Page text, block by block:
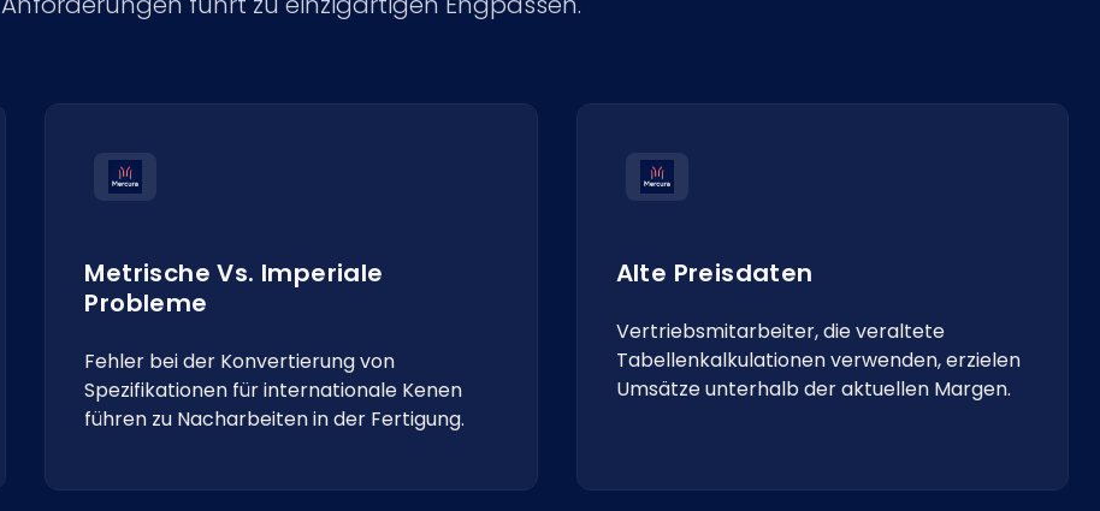
Metrische Vs. Imperiale
Probleme
Fehler bei der Konvertierung von
Spezifikationen für internationale Kenen
führen zu Nacharbeiten in der Fertigung.
Alte Preisdaten
Vertriebsmitarbeiter, die veraltete
Tabellenkalkulationen verwenden, erzielen
Umsätze unterhalb der aktuellen Margen.